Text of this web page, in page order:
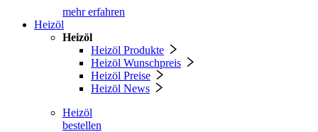
mehr erfahren
Heizöl
Heizöl
Heizöl Produkte
Heizöl Wunschpreis
Heizöl Preise
Heizöl News
Heizöl
bestellen